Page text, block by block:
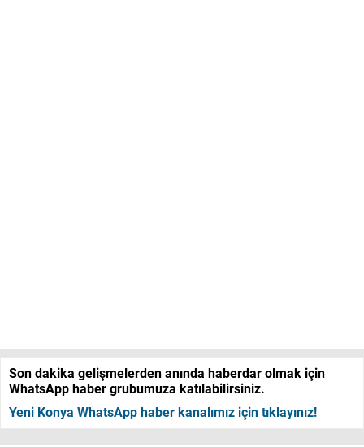
Son dakika gelişmelerden anında haberdar olmak için
WhatsApp haber grubumuza katılabilirsiniz.
Yeni Konya WhatsApp haber kanalımız için tıklayınız!